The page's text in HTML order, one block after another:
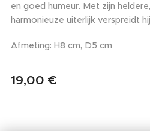
en goed humeur. Met zijn
harmonieuze uiterlijk verspreidt
Afmeting: H8 cm, D5 cm
19,00 €